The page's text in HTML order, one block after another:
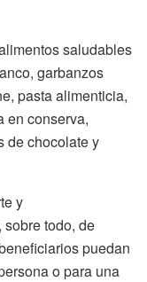
saludables
garbanzos
pasta alimenticia,
en conserva,
de chocolate y
y
todo, de
puedan
o para una